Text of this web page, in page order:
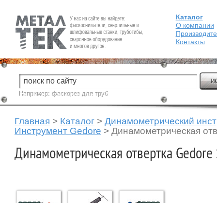
Fein — Профессиональный электроинструмент для обработки
металла.
Каталог
О компании
Контакты
Например:фаскорез для труб
Главная > Каталог > Динамометрический
Инструмент Gedore > Динамометрическая
Динамометрическая отвертка